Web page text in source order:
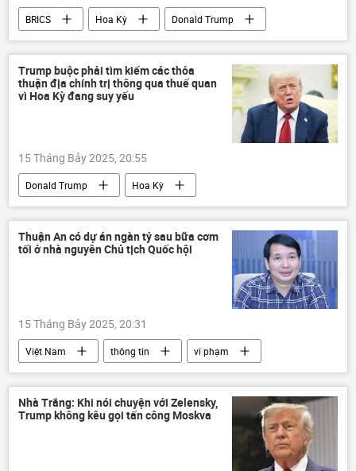
BRICS Hoa Kỳ
Donald Trump
chuyên gia
Ấn Độ
Quan điểm-Ý kiến
Washington
phương Tây
Chính trị
Kinh tế
Trump buộc phải tìm kiếm các thỏa
thuận địa chính trị thông qua thuế quan
vì Hoa Kỳ đang suy yếu
15 Tháng Bảy 2025, 20:55
Donald Trump
Hoa Kỳ
Chiến dịch quân sự đặc biệt tại Ukraina
Ukraina
Cuộc khủng hoảng ở Ukraina
Thế giới
phương Tây
chuyên gia
Nga
Thuận An có dự án ngàn tỷ sau bữa cơm
tối ở nhà nguyên Chủ tịch Quốc hội
15 Tháng Bảy 2025, 20:31
Việt Nam thông tin
vi phạm
Pháp luật
Bắc Giang
Nhà Trắng: Khi nói chuyện với Zelensky,
Trump không kêu gọi tấn công Moskva